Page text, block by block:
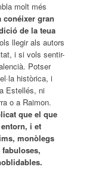
molt més
conéixer gran
de la teua
llegir als autors
i si vols sentir-
Potser
històrica, i
Estellés, ni
o a Raimon.
que el que
i et
monòlegs